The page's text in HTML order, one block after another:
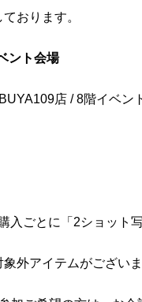
おります。
ベント会場
店 / 8階イベン
入ごとに「2ショット
外アイテムがございま